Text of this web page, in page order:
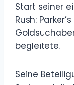
Start seiner
Rush:
begleitete.
Seine